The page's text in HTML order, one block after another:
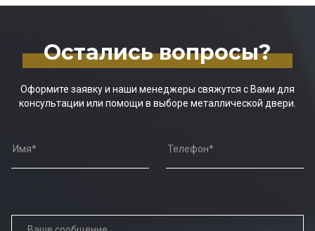
Остались вопросы?
Оформите заявку и наши менеджеры свяжутся с Вами для
консультации или помощи в выборе металлической двери.